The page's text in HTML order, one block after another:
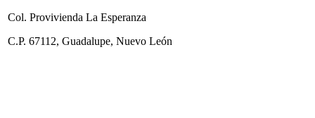
Col. Provivienda La Esperanza
C.P. 67112, Guadalupe, Nuevo León